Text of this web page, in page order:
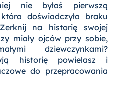
nie byłaś pierwszą
doświadczyła braku
na historię swojej
miały ojców przy sobie,
dziewczynkami?
historię powielasz i
do przepracowania